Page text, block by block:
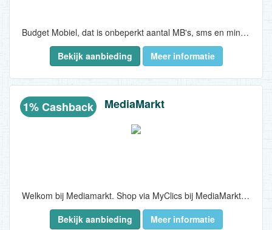
Budget Mobiel, dat is onbeperkt aantal MB's, sms en minuten in Nederland voor een vast bedrag per maand. Alles is in de prijs inbegrepen waardoor je dus nooit over je bundel heen kunt en voor hoge kosten komt te staan. Robin Mobile maakt hiervoor gebruik van het telefoonnetwerk van KPN. Budget Mobiel was voorheen bekend als Robin Mobile en valt onder Budget Thuis...
Bekijk aanbieding
Meer informatie
1% Cashback MediaMarkt
Welkom bij Mediamarkt. Shop via MyClics bij MediaMarkt en ontvang 1% terug in je saldo!..
Bekijk aanbieding
Meer informatie